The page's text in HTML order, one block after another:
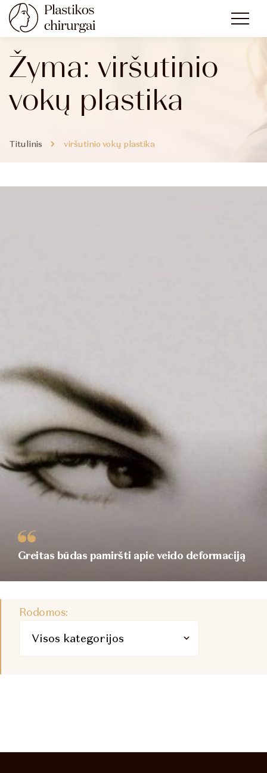
Žyma: viršutinio
vokų plastika
Titulinis viršutinio vokų plastika
Greitas būdas pamiršti apie veido deformaciją
Rodomos: